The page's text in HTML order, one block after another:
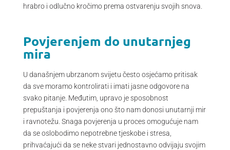
hrabro i odlučno kročimo prema ostvarenju svojih snova.
Povjerenjem do unutarnjeg
mira
U današnjem ubrzanom svijetu često osjećamo pritisak
da sve moramo kontrolirati i imati jasne odgovore na
svako pitanje. Međutim, upravo je sposobnost
prepuštanja i povjerenja ono što nam donosi unutarnji mir
i ravnotežu. Snaga povjerenja u proces omogućuje nam
da se oslobodimo nepotrebne tjeskobe i stresa,
prihvaćajući da se neke stvari jednostavno odvijaju svojim